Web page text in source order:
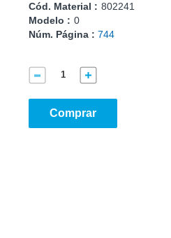
Cód. Material : 802241
Modelo : 0
Núm. Página : 744
Comprar